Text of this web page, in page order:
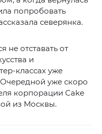
попробовать
северянка.
не отставать от
и
классах уже
уже скоро
корпорации Cake
из Москвы.